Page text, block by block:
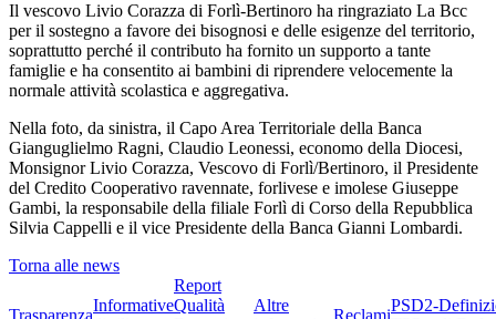
Il vescovo Livio Corazza di Forlì-Bertinoro ha ringraziato La Bcc
per il sostegno a favore dei bisognosi e delle esigenze del territorio,
soprattutto perché il contributo ha fornito un supporto a tante
famiglie e ha consentito ai bambini di riprendere velocemente la
normale attività scolastica e aggregativa.
Nella foto, da sinistra, il Capo Area Territoriale della Banca
Gianguglielmo Ragni, Claudio Leonessi, economo della Diocesi,
Monsignor Livio Corazza, Vescovo di Forlì/Bertinoro, il Presidente
del Credito Cooperativo ravennate, forlivese e imolese Giuseppe
Gambi, la responsabile della filiale Forlì di Corso della Repubblica
Silvia Cappelli e il vice Presidente della Banca Gianni Lombardi.
Torna alle news
Trasparenza
Informative
Report
Qualità
Altre
Reclami
PSD2-